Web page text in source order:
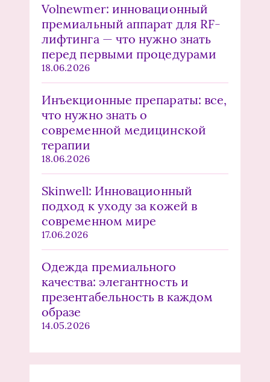
Volnewmer: инновационный
премиальный аппарат для RF-
лифтинга — что нужно знать
перед первыми процедурами
18.06.2026
Инъекционные препараты: все,
что нужно знать о
современной медицинской
терапии
18.06.2026
Skinwell: Инновационный
подход к уходу за кожей в
современном мире
17.06.2026
Одежда премиального
качества: элегантность и
презентабельность в каждом
образе
14.05.2026